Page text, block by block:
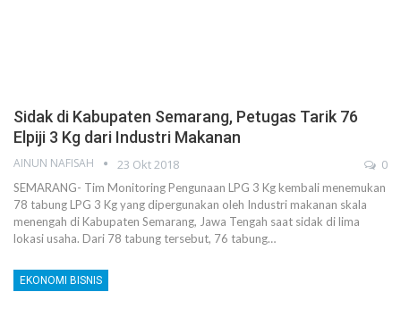
Sidak di Kabupaten Semarang, Petugas Tarik 76
Elpiji 3 Kg dari Industri Makanan
AINUN NAFISAH 23 Okt 2018 0
SEMARANG- Tim Monitoring Pengunaan LPG 3 Kg kembali menemukan
78 tabung LPG 3 Kg yang dipergunakan oleh Industri makanan skala
menengah di Kabupaten Semarang, Jawa Tengah saat sidak di lima
lokasi usaha. Dari 78 tabung tersebut, 76 tabung…
EKONOMI BISNIS